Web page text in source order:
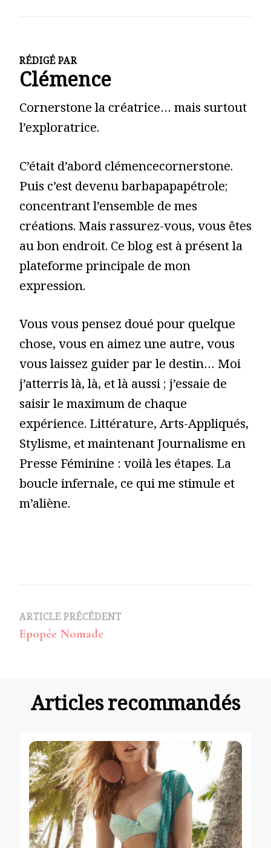
RÉDIGÉ PAR
Clémence
Cornerstone la créatrice… mais surtout
l’exploratrice.
C’était d’abord clémencecornerstone.
Puis c’est devenu barbapapapétrole;
concentrant l’ensemble de mes
créations. Mais rassurez-vous, vous êtes
au bon endroit. Ce blog est à présent la
plateforme principale de mon
expression.
Vous vous pensez doué pour quelque
chose, vous en aimez une autre, vous
vous laissez guider par le destin… Moi
j’atterris là, là, et là aussi ; j’essaie de
saisir le maximum de chaque
expérience. Littérature, Arts-Appliqués,
Stylisme, et maintenant Journalisme en
Presse Féminine : voilà les étapes. La
boucle infernale, ce qui me stimule et
m’aliène.
Navigation
d’article
ARTICLE PRÉCÉDENT
Epopée Nomade
Articles recommandés